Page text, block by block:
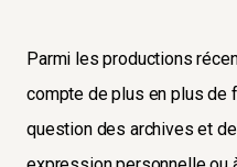
Parmi les productions
compte de plus en plus de
question des archives et